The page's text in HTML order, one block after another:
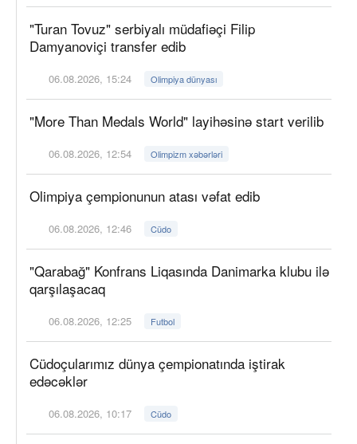
"Turan Tovuz" serbiyalı müdafiəçi Filip
Damyanoviçi transfer edib
06.08.2026, 15:24 Olimpiya dünyası
"More Than Medals World" layihəsinə start verilib
06.08.2026, 12:54 Olimpizm xəbərləri
Olimpiya çempionunun atası vəfat edib
06.08.2026, 12:46 Cüdo
"Qarabağ" Konfrans Liqasında Danimarka klubu ilə
qarşılaşacaq
06.08.2026, 12:25 Futbol
Cüdoçularımız dünya çempionatında iştirak
edəcəklər
06.08.2026, 10:17 Cüdo